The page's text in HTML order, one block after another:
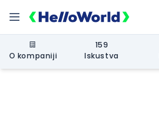
O kompaniji
159
Iskustva